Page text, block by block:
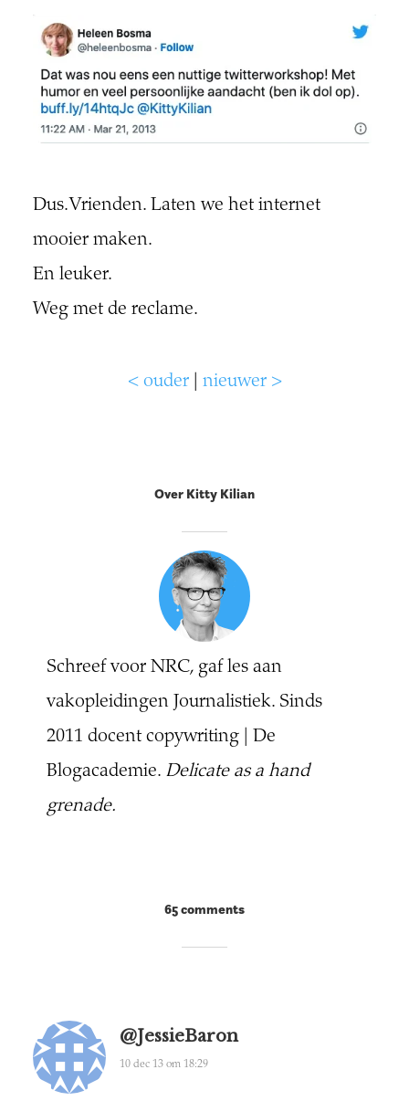
Dus. Vrienden. Laten we het internet
mooier maken.
En leuker.
Weg met de reclame.
< ouder| nieuwer >
Over Kitty Kilian
Schreef voor NRC, gaf les aan
vakopleidingen Journalistiek. Sinds
2011 docent copywriting | De
Blogacademie. Delicate as a hand
grenade.
65 comments
@JessieBaron
10 dec 13 om 18:29